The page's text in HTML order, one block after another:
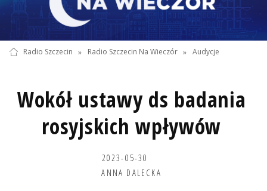
Radio Szczecin » Radio Szczecin Na Wieczór » Audycje
Wokół ustawy ds badania
rosyjskich wpływów
2023-05-30
ANNA DALECKA